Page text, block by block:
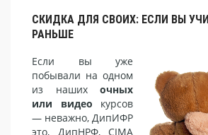
СКИДКА ДЛЯ СВОИХ: ЕСЛИ ВЫ
РАНЬШЕ
Если вы уже
побывали на одном
из наших очных
или видео курсов
— неважно, ДипИФР
это, ДипНРФ, CIMA